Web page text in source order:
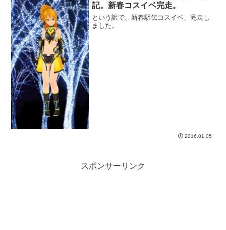
記。新春コスイベ完走。
という訳で、新春駅伝コスイベ、完走し
ました。
2016.01.05
スポンサーリンク